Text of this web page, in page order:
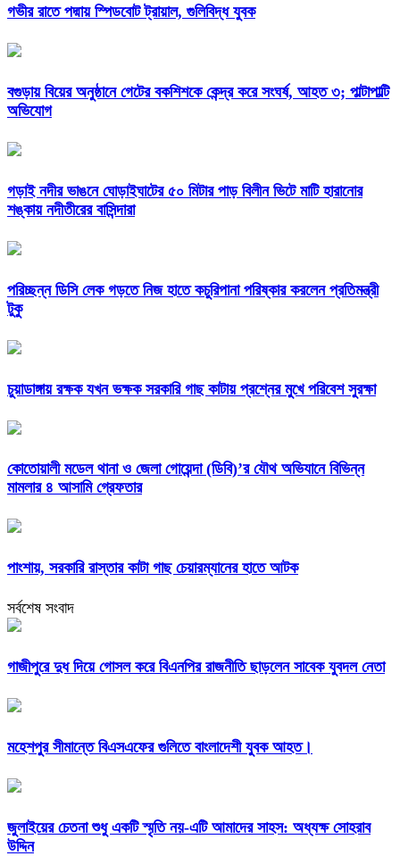
গভীর রাতে পদ্মায় স্পিডবোট ট্রায়াল, গুলিবিদ্ধ যুবক
বগুড়ায় বিয়ের অনুষ্ঠানে গেটের বকশিশকে কেন্দ্র করে সংঘর্ষ, আহত ৩; পাল্টাপাল্টি
অভিযোগ
গড়াই নদীর ভাঙনে ঘোড়াইঘাটের ৫০ মিটার পাড় বিলীন ভিটে মাটি হারানোর
শঙ্কায় নদীতীরের বাসিন্দারা
পরিচ্ছন্ন ডিসি লেক গড়তে নিজ হাতে কচুরিপানা পরিষ্কার করলেন প্রতিমন্ত্রী
টুকু
চুয়াডাঙ্গায় রক্ষক যখন ভক্ষক সরকারি গাছ কাটায় প্রশ্নের মুখে পরিবেশ সুরক্ষা
কোতোয়ালী মডেল থানা ও জেলা গোয়েন্দা (ডিবি)’র যৌথ অভিযানে বিভিন্ন
মামলার ৪ আসামি গ্রেফতার
পাংশায়, সরকারি রাস্তার কাটা গাছ চেয়ারম্যানের হাতে আটক
সর্বশেষ সংবাদ
গাজীপুরে দুধ দিয়ে গোসল করে বিএনপির রাজনীতি ছাড়লেন সাবেক যুবদল নেতা
মহেশপুর সীমান্তে বিএসএফের গুলিতে বাংলাদেশী যুবক আহত।
জুলাইয়ের চেতনা শুধু একটি স্মৃতি নয়-এটি আমাদের সাহস: অধ্যক্ষ সোহরাব
উদ্দিন